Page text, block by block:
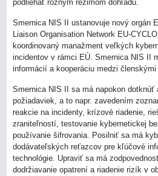
podliehať rôznym režimom dohľadu.
Smernica NIS II ustanovuje nový orgán
Liaison Organisation Network EU-
koordinovaný manažment veľkých
incidentov v rámci EÚ. Smernica NIS II
informácií a kooperáciu medzi
Smernica NIS II sa má napokon dotknúť
požiadaviek, a to napr. zavedením
reakcie na incidenty, krízové riadenie,
zraniteľností, testovanie kybernetickej
používanie šifrovania. Posilniť sa má
dodávateľských reťazcov pre kľúčové
technológie. Upraviť sa má
dodržiavanie opatrení a riadenie rizík v